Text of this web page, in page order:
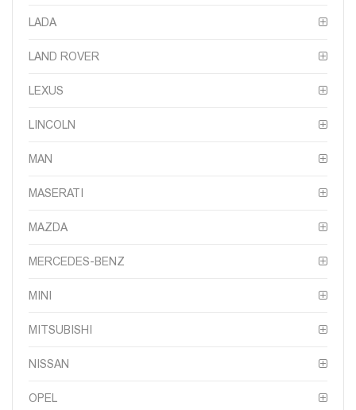
LADA
LAND ROVER
LEXUS
LINCOLN
MAN
MASERATI
MAZDA
MERCEDES-BENZ
MINI
MITSUBISHI
NISSAN
OPEL